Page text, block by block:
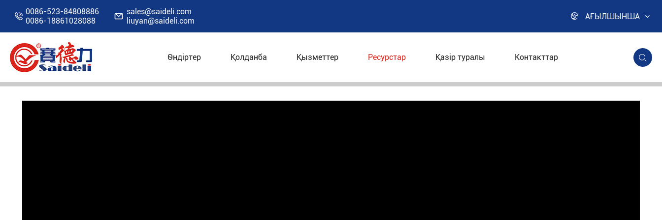
 0086-523-84808886
0086-18861028088
 sales@saideli.com
liuyan@saideli.com
 АҒЫЛШЫНША
Өндіртер Қолданба Қызметтер Ресурстар Қазір туралы Контакттар 
Үй Ресурстар
ЖҰМЫС ШОУ